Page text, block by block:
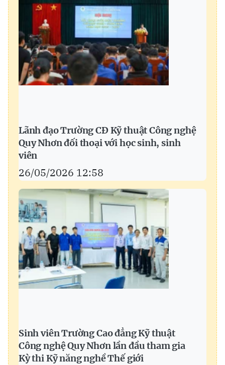
Lãnh đạo Trường CĐ Kỹ thuật Công nghệ
Quy Nhơn đối thoại với học sinh, sinh
viên
26/05/2026 12:58
Sinh viên Trường Cao đẳng Kỹ thuật
Công nghệ Quy Nhơn lần đầu tham gia
Kỳ thi Kỹ năng nghề Thế giới